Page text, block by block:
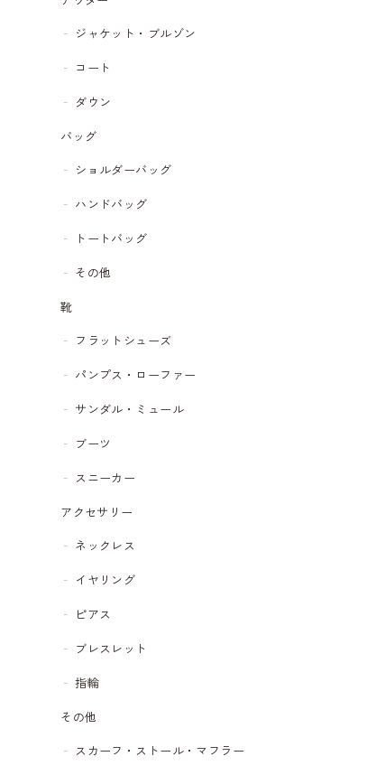
ジャケット・ブルゾン
コート
ダウン
バッグ
ショルダーバッグ
ハンドバッグ
トートバッグ
その他
靴
フラットシューズ
パンプス・ローファー
サンダル・ミュール
ブーツ
スニーカー
アクセサリー
ネックレス
イヤリング
ピアス
ブレスレット
指輪
その他
スカーフ・ストール・マフラー